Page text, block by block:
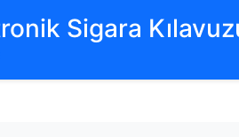
Sigara